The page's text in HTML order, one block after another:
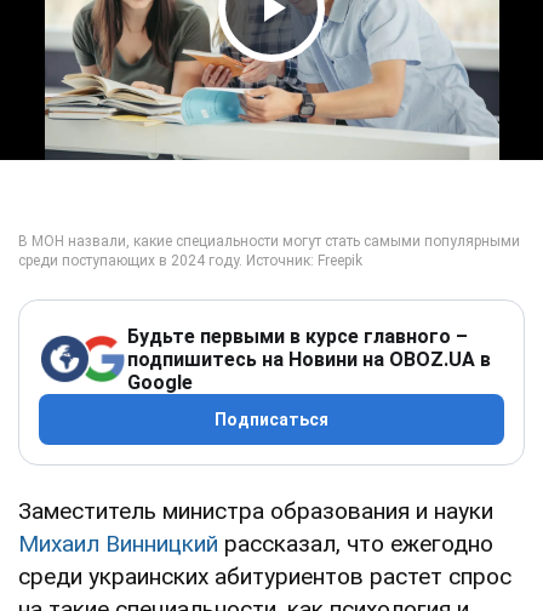
Play Video
Будьте первыми в курсе главного –
подпишитесь на Новини на OBOZ.UA в
Google
Подписаться
Заместитель министра образования и науки
Михаил Винницкий рассказал, что ежегодно
среди украинских абитуриентов растет спрос